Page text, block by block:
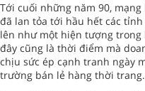
Tới cuối những năm 90,
đã lan tỏa tới hầu hết các
lên như một hiện tượng
đây cũng là thời điểm mà
chịu sức ép cạnh tranh ngày
trường bán lẻ hàng thời trang.